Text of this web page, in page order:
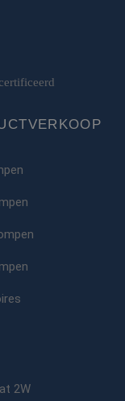
2W